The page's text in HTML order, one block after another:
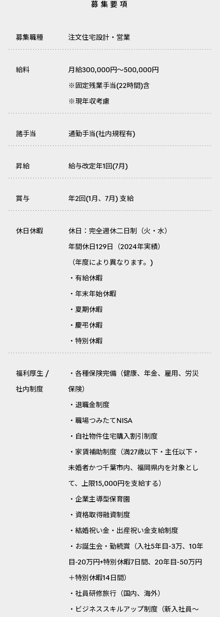
募集要項
募集職種 注文住宅設計・営業
給料 月給300,000円～500,000円
※固定残業手当(22時間)含
※現年収考慮
諸手当 通勤手当(社内規程有)
昇給 給与改定年1回(7月)
賞与 年2回(1月、7月) 支給
休日休暇 休日：完全週休二日制（火・水）
年間休日129日（2024年実績）
（年度により異なります。)
・有給休暇
・年末年始休暇
・夏期休暇
・慶弔休暇
・特別休暇
福利厚生 /
社内制度
・各種保険完備（健康、年金、雇用、労災
保険）
・退職金制度
・職場つみたてNISA
・自社物件住宅購入割引制度
・家賃補助制度（満27歳以下・主任以下・
未婚者かつ千葉市内、福岡県内を対象とし
て、上限15,000円を支給する）
・企業主導型保育園
・資格取得融資制度
・結婚祝い金・出産祝い金支給制度
・お誕生会・勤続賞（入社5年目-3万、10年
目-20万円+特別休暇7日間、20年目-50万円
＋特別休暇14日間）
・社員研修旅行（国内、海外）
・ビジネススキルアップ制度（新入社員～